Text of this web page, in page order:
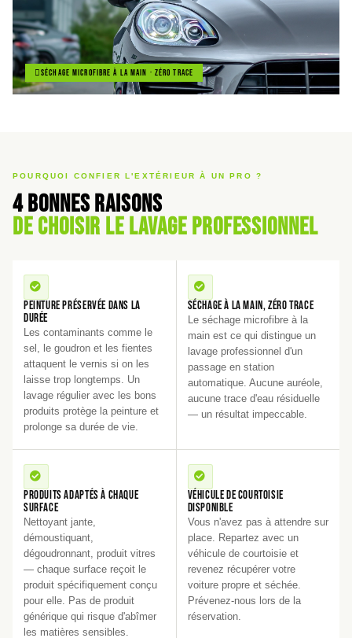
Séchage microfibre à la main · Zéro trace
POURQUOI CONFIER L'EXTÉRIEUR À UN PRO ?
4 bonnes raisons
de choisir le lavage professionnel
Peinture préservée dans la
durée
Les contaminants comme le
sel, le goudron et les fientes
attaquent le vernis si on les
laisse trop longtemps. Un
lavage régulier avec les bons
produits protège la peinture et
prolonge sa durée de vie.
Séchage à la main, zéro trace
Le séchage microfibre à la
main est ce qui distingue un
lavage professionnel d'un
passage en station
automatique. Aucune auréole,
aucune trace d'eau résiduelle
— un résultat impeccable.
Produits adaptés à chaque
surface
Nettoyant jante,
démoustiquant,
dégoudronnant, produit vitres
— chaque surface reçoit le
produit spécifiquement conçu
pour elle. Pas de produit
générique qui risque d'abîmer
les matières sensibles.
Véhicule de courtoisie
disponible
Vous n'avez pas à attendre sur
place. Repartez avec un
véhicule de courtoisie et
revenez récupérer votre
voiture propre et séchée.
Prévenez-nous lors de la
réservation.